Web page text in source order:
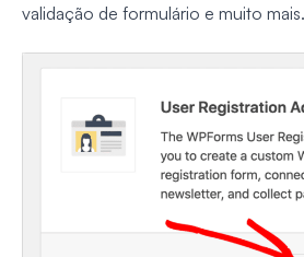
validação de formulário e muito mais.